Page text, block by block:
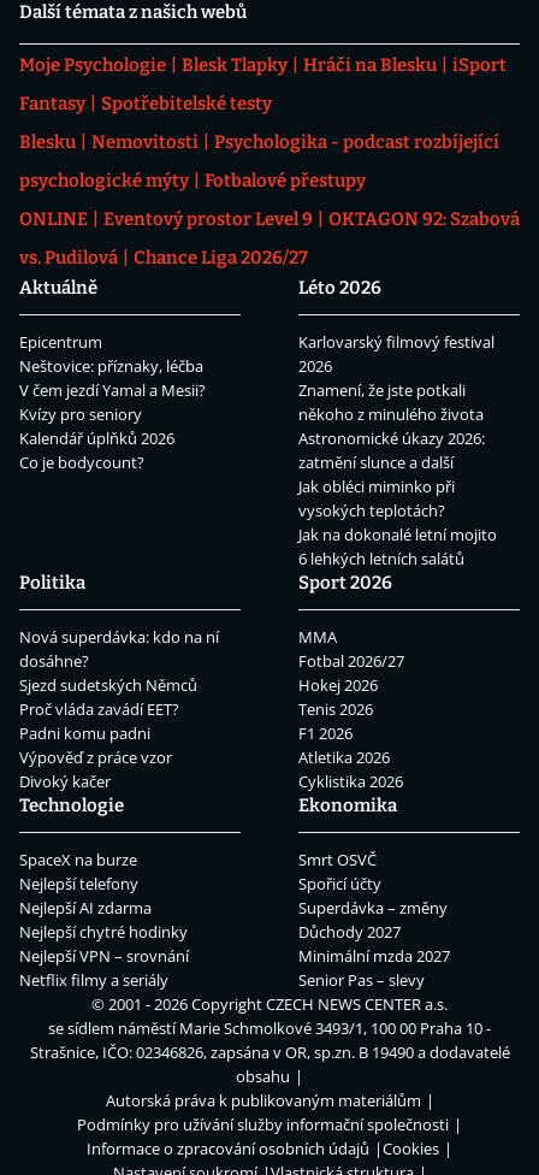
Další témata z našich webů
Moje Psychologie Blesk Tlapky Hráči na Blesku
iSport
Fantasy
Spotřebitelské testy
Blesku
Nemovitosti
Psychologika - podcast rozbíjející
psychologické mýty
Fotbalové přestupy
ONLINE
Eventový prostor Level 9
OKTAGON 92: Szabová
vs. Pudilová
Chance Liga 2026/27
Aktuálně
Epicentrum
Neštovice: příznaky, léčba
V čem jezdí Yamal a Mesii?
Kvízy pro seniory
Kalendář úplňků 2026
Co je bodycount?
Léto 2026
Karlovarský filmový festival
2026
Znamení, že jste potkali
někoho z minulého života
Astronomické úkazy 2026:
zatmění slunce a další
Jak obléci miminko při
vysokých teplotách?
Jak na dokonalé letní mojito
6 lehkých letních salátů
Politika
Nová superdávka: kdo na ní
dosáhne?
Sjezd sudetských Němců
Proč vláda zavádí EET?
Padni komu padni
Výpověď z práce vzor
Divoký kačer
Sport 2026
MMA
Fotbal 2026/27
Hokej 2026
Tenis 2026
F1 2026
Atletika 2026
Cyklistika 2026
Technologie
SpaceX na burze
Nejlepší telefony
Nejlepší AI zdarma
Nejlepší chytré hodinky
Nejlepší VPN – srovnání
Netflix filmy a seriály
Ekonomika
Smrt OSVČ
Spořicí účty
Superdávka – změny
Důchody 2027
Minimální mzda 2027
Senior Pas – slevy
© 2001 - 2026 CopyrightCZECH NEWS CENTER a.s.
se sídlem náměstí Marie Schmolkové 3493/1, 100 00 Praha 10 -
Strašnice, IČO: 02346826, zapsána v OR, sp.zn. B 19490 a dodavatelé
obsahu
Autorská práva k publikovaným materiálům
Podmínky pro užívání služby informační společnosti
Informace o zpracování osobních údajů
Cookies